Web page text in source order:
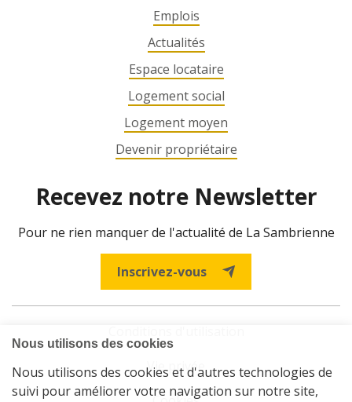
Emplois
Actualités
Espace locataire
Logement social
Logement moyen
Devenir propriétaire
Recevez notre Newsletter
Pour ne rien manquer de l'actualité de La Sambrienne
Inscrivez-vous
Vie privée